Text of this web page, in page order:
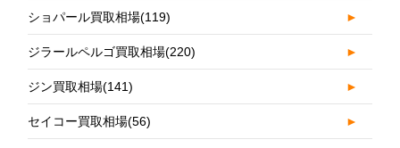
ショパール買取相場(119) ►
ジラールペルゴ買取相場(220) ►
ジン買取相場(141) ►
セイコー買取相場(56) ►